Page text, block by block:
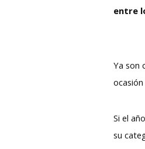
entre
Ya son
Si el
su